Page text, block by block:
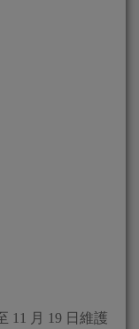
11 月 19 日維護